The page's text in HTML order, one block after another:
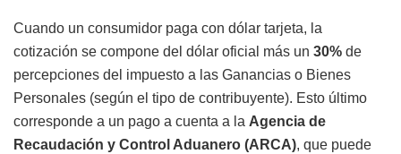
Cuando un consumidor paga con dólar tarjeta, la
cotización se compone del dólar oficial más un 30% de
percepciones del impuesto a las Ganancias o Bienes
Personales (según el tipo de contribuyente). Esto último
corresponde a un pago a cuenta a la Agencia de
Recaudación y Control Aduanero (ARCA), que puede